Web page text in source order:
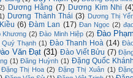
Dương Hằng (7) Dương Kim Nhi
Dương Thành Thái (3) Dương Thị
(6) Đàm Lan (17) Đan Ngọc (2)
Khương (2) Đào Minh Hiệp (2) Đào
Thạnh (1) Đào Thanh Hoà (14)
Văn Đạt (31) Đào Viết Bửu (7)
(1) Đăng Huỳnh (1) Đặng Quốc
Đặng Thị Hoa (2) Đặng Thị Xuân (1)